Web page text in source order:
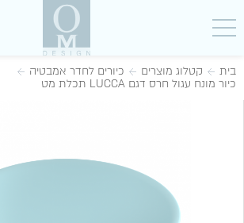
בית קטלוג מוצרים
כיורים לחדר אמבטיה
כיור מונח עגול חרס דגם LUCCA תכלת מט